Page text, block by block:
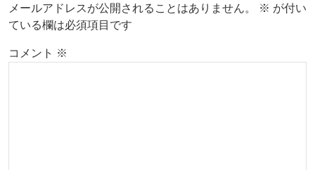
メールアドレスが公開されることはありません。 ※ が付い
ている欄は必須項目です
コメント ※